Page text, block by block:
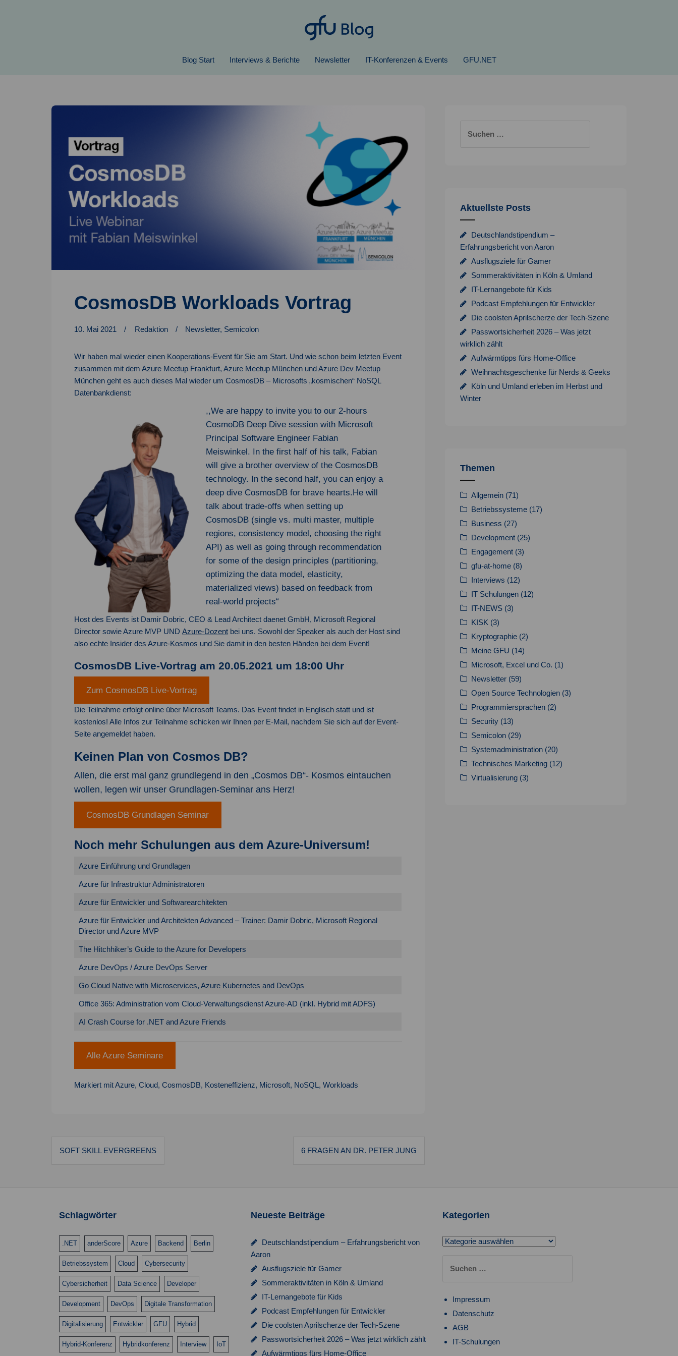
Blog Start Interviews & Berichte Newsletter IT-Konferenzen & Events GFU.NET
CosmosDB Workloads Vortrag
10. Mai 2021 Redaktion Newsletter, Semicolon
Wir haben mal wieder einen Kooperations-Event für Sie am Start. Und wie schon beim letzten Event
zusammen mit dem Azure Meetup Frankfurt, Azure Meetup München und Azure Dev Meetup
München geht es auch dieses Mal wieder um CosmosDB – Microsofts „kosmischen“ NoSQL
Datenbankdienst:
,,We are happy to invite you to our 2-hours
CosmoDB Deep Dive session with Microsoft
Principal Software Engineer Fabian
Meiswinkel. In the first half of his talk, Fabian
will give a brother overview of the CosmosDB
technology. In the second half, you can enjoy a
deep dive CosmosDB for brave hearts.He will
talk about trade-offs when setting up
CosmosDB (single vs. multi master, multiple
regions, consistency model, choosing the right
API) as well as going through recommendation
for some of the design principles (partitioning,
optimizing the data model, elasticity,
materialized views) based on feedback from
real-world projects“
Host des Events ist Damir Dobric, CEO & Lead Architect daenet GmbH, Microsoft Regional
Director sowie Azure MVP UND Azure-Dozent bei uns. Sowohl der Speaker als auch der Host sind
also echte Insider des Azure-Kosmos und Sie damit in den besten Händen bei dem Event!
CosmosDB Live-Vortrag am 20.05.2021 um 18:00 Uhr
Zum CosmosDB Live-Vortrag
Die Teilnahme erfolgt online über Microsoft Teams. Das Event findet in Englisch statt und ist
kostenlos! Alle Infos zur Teilnahme schicken wir Ihnen per E-Mail, nachdem Sie sich auf der Event-
Seite angemeldet haben.
Keinen Plan von Cosmos DB?
Allen, die erst mal ganz grundlegend in den „Cosmos DB“- Kosmos eintauchen
wollen, legen wir unser Grundlagen-Seminar ans Herz!
CosmosDB Grundlagen Seminar
Noch mehr Schulungen aus dem Azure-Universum!
Azure Einführung und Grundlagen
Azure für Infrastruktur Administratoren
Azure für Entwickler und Softwarearchitekten
Azure für Entwickler und Architekten Advanced – Trainer: Damir Dobric, Microsoft Regional
Director und Azure MVP
The Hitchhiker’s Guide to the Azure for Developers
Azure DevOps / Azure DevOps Server
Go Cloud Native with Microservices, Azure Kubernetes and DevOps
Office 365: Administration vom Cloud-Verwaltungsdienst Azure-AD (inkl. Hybrid mit ADFS)
AI Crash Course for .NET and Azure Friends
Alle Azure Seminare
Markiert mitAzure, Cloud, CosmosDB, Kosteneffizienz, Microsoft, NoSQL , Workloads
Beitragsnavigation
SOFT SKILL EVERGREENS 6 FRAGEN AN DR. PETER JUNG
nach:
Aktuellste Posts
Deutschlandstipendium –
Erfahrungsbericht von Aaron
Ausflugsziele für Gamer
Sommeraktivitäten in Köln & Umland
IT-Lernangebote für Kids
Podcast Empfehlungen für Entwickler
Die coolsten Aprilscherze der Tech-Szene
Passwortsicherheit 2026 – Was jetzt
wirklich zählt
Aufwärmtipps fürs Home-Office
Weihnachtsgeschenke für Nerds & Geeks
Köln und Umland erleben im Herbst und
Winter
Themen
Allgemein (71)
Betriebssysteme (17)
Business (27)
Development (25)
Engagement (3)
gfu-at-home (8)
Interviews (12)
IT Schulungen (12)
IT-NEWS (3)
KISK (3)
Kryptographie (2)
Meine GFU (14)
Microsoft, Excel und Co. (1)
Newsletter (59)
Open Source Technologien (3)
Programmiersprachen (2)
Security (13)
Semicolon (29)
Systemadministration (20)
Technisches Marketing (12)
Virtualisierung (3)
Schlagwörter
.NET anderScore Azure Backend Berlin
Betriebssystem Cloud Cybersecurity
Cybersicherheit Data Science Developer
Development DevOps Digitale Transformation
Digitalisierung Entwickler GFU Hybrid
Hybrid-Konferenz Hybridkonferenz Interview IoT
Neueste Beiträge
Deutschlandstipendium – Erfahrungsbericht von
Aaron
Ausflugsziele für Gamer
Sommeraktivitäten in Köln & Umland
IT-Lernangebote für Kids
Podcast Empfehlungen für Entwickler
Die coolsten Aprilscherze der Tech-Szene
Passwortsicherheit 2026 – Was jetzt wirklich zählt
Aufwärmtipps fürs Home-Office
Kategorien
Kategorien
nach:
Impressum
Datenschutz
AGB
IT-Schulungen